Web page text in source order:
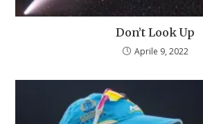
Don’t Look Up
Aprile 9, 2022